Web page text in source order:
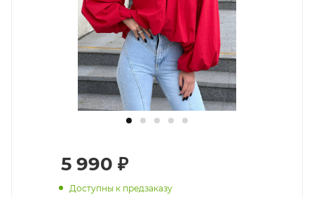
5 990 ₽
Доступны к предзаказу